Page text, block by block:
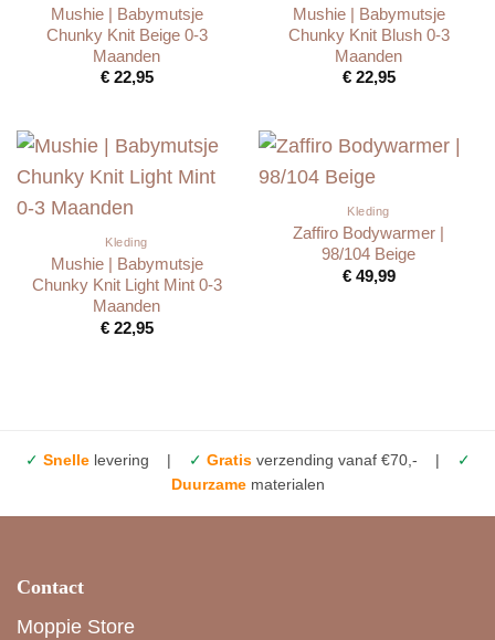
Mushie | Babymutsje
Chunky Knit Beige 0-3
Maanden
€22,95
Mushie | Babymutsje
Chunky Knit Blush 0-3
Maanden
€22,95
Kleding
Mushie | Babymutsje
Chunky Knit Light Mint 0-3
Maanden
€22,95
Kleding
Zaffiro Bodywarmer |
98/104 Beige
€49,99
✓ Snellelevering | ✓ Gratisverzending vanaf €70,- |
✓
Duurzamematerialen
Contact
Moppie Store